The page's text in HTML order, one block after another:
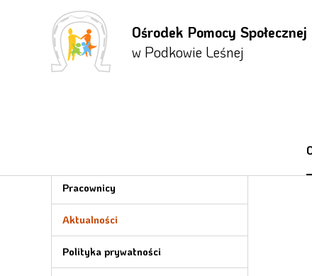
Przejdź
do menu
głównego
Przejdź
treści
Przejdź
do menu
bocznego
Ośrodek Pomocy Społecznej
w Podkowie Leśnej
Pracownicy
Aktualności
Polityka prywatności